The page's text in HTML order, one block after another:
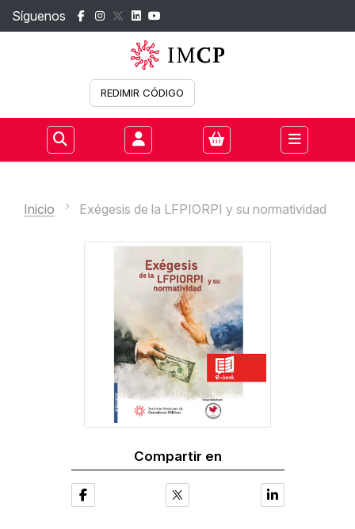
Síguenos
REDIMIR CÓDIGO
Inicio Exégesis de la LFPIORPI y su normatividad
Compartir en